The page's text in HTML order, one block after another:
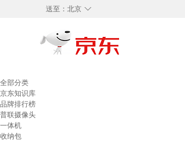
◇
送至： 北京
全部分类
京东知识库
品牌排行榜
普联摄像头
一体机
收纳包